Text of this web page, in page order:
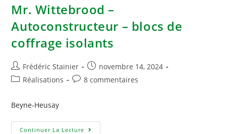
Mr. Wittebrood –
Autoconstructeur – blocs de
coffrage isolants
Frédéric Stainier
novembre 14, 2024
Réalisations
8 commentaires
Beyne-Heusay
Continuer La Lecture